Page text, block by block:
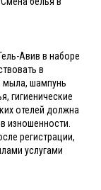
Авив в наборе
в
мыла, шампунь
гигиенические
отелей должна
изношенности.
регистрации,
услугами